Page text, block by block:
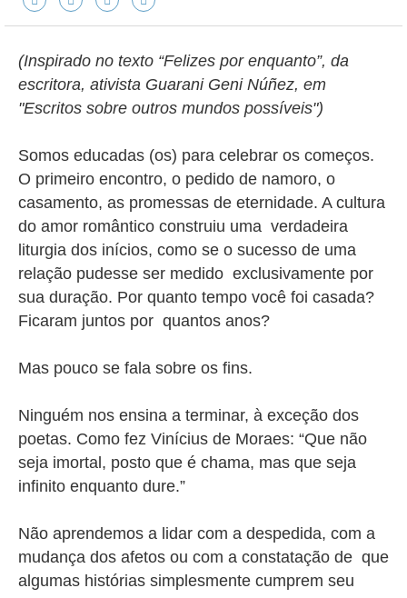
(Inspirado no texto “Felizes por enquanto”, da
escritora, ativista Guarani Geni Núñez, em
"Escritos sobre outros mundos possíveis")
Somos educadas (os) para celebrar os começos.
O primeiro encontro, o pedido de namoro, o
casamento, as promessas de eternidade. A cultura
do amor romântico construiu uma verdadeira
liturgia dos inícios, como se o sucesso de uma
relação pudesse ser medido exclusivamente por
sua duração. Por quanto tempo você foi casada?
Ficaram juntos por quantos anos?
Mas pouco se fala sobre os fins.
Ninguém nos ensina a terminar, à exceção dos
poetas. Como fez Vinícius de Moraes: “Que não
seja imortal, posto que é chama, mas que seja
infinito enquanto dure.”
Não aprendemos a lidar com a despedida, com a
mudança dos afetos ou com a constatação de que
algumas histórias simplesmente cumprem seu